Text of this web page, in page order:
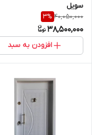
سویل
40,050,000
3%
38,500,000
افزودن به سبد